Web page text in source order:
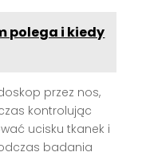
polega i kiedy
przez nos,
kontrolując
ucisku tkanek i
badania